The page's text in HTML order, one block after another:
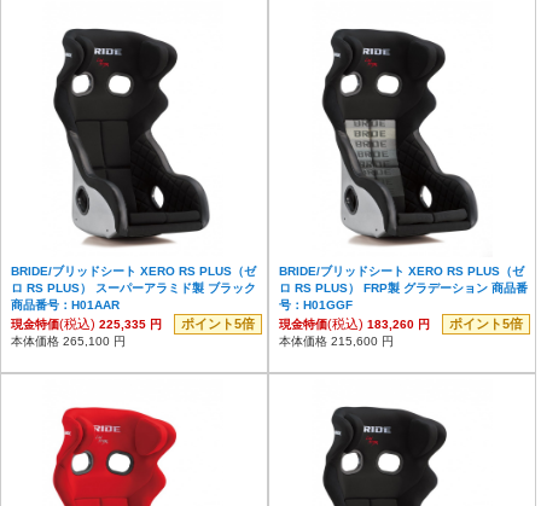
BRIDE/ブリッドシート XERO RS PLUS（ゼ
ロ RS PLUS） スーパーアラミド製 ブラック
商品番号：H01AAR
現金特価(税込) 225,335 円 ポイント5倍
本体価格 265,100 円
BRIDE/ブリッドシート XERO RS PLUS（ゼ
ロ RS PLUS） FRP製 グラデーション 商品番
号：H01GGF
現金特価(税込) 183,260 円 ポイント5倍
本体価格 215,600 円